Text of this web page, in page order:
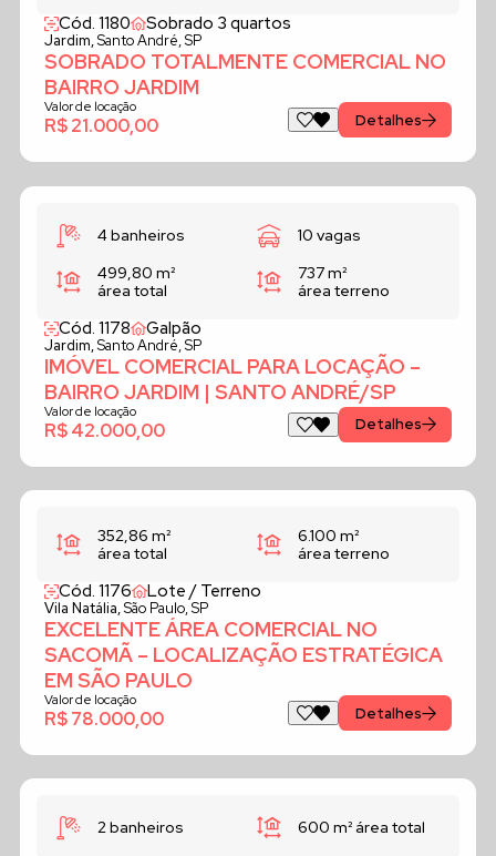
Cód. 1180 Sobrado 3 quartos
Jardim,Santo André, SP
SOBRADO TOTALMENTE COMERCIAL NO
BAIRRO JARDIM
Valor de locação
R$ 21.000,00 Detalhes
4 banheiros
10 vagas
499,80 m²
área total
737 m²
área terreno
Cód. 1178 Galpão
Jardim,Santo André, SP
IMÓVEL COMERCIAL PARA LOCAÇÃO –
BAIRRO JARDIM | SANTO ANDRÉ/SP
Valor de locação
R$ 42.000,00 Detalhes
352,86 m²
área total
6.100 m²
área terreno
Cód. 1176 Lote / Terreno
Vila Natália,São Paulo, SP
EXCELENTE ÁREA COMERCIAL NO
SACOMÃ – LOCALIZAÇÃO ESTRATÉGICA
EM SÃO PAULO
Valor de locação
R$ 78.000,00 Detalhes
2 banheiros 600 m²área total